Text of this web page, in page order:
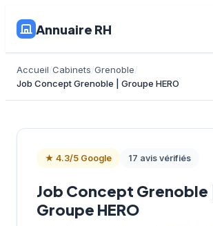
Annuaire RH
Accueil Cabinets Grenoble
Job Concept Grenoble | Groupe HERO
★ 4.3/5 Google 17 avis vérifiés
Job Concept Grenoble
Groupe HERO